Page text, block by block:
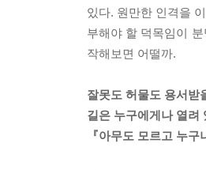
있다. 원만한 인격을
부해야 할 덕목임이
작해보면 어떨까.
잘못도 허물도 용서받
길은 누구에게나 열려
『아무도 모르고 누구